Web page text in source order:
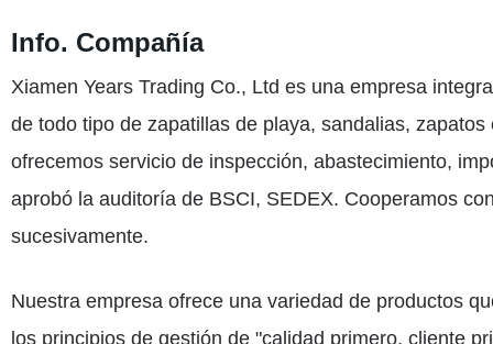
Info. Compañía
Xiamen Years Trading Co., Ltd es una empresa
de todo tipo de zapatillas de playa, sandalias,
ofrecemos servicio de inspección, abastecimiento,
aprobó la auditoría de BSCI, SEDEX. Cooperamos
sucesivamente.
Nuestra empresa ofrece una variedad de productos
los principios de gestión de "calidad primero, cliente